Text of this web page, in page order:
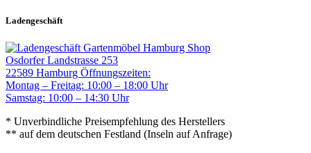
Ladengeschäft
Gartenmöbel Hamburg Shop
Osdorfer Landstrasse 253
22589 Hamburg Öffnungszeiten:
Montag – Freitag: 10:00 – 18:00 Uhr
Samstag: 10:00 – 14:30 Uhr
* Unverbindliche Preisempfehlung des Herstellers
** auf dem deutschen Festland (Inseln auf Anfrage)